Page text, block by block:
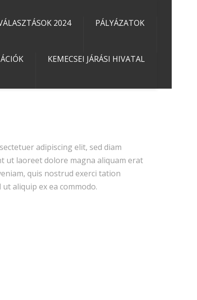
2024 PÁLYÁZATOK
KEMECSEI JÁRÁSI HIVATAL
adipiscing elit, sed diam
ut laoreet dolore magna aliquam erat
quis nostrud exerci tation
aliquip ex ea commodo.